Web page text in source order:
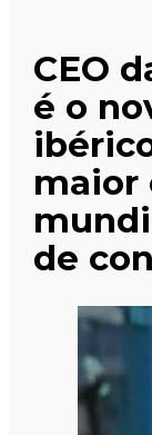
CEO
é o
maior
de